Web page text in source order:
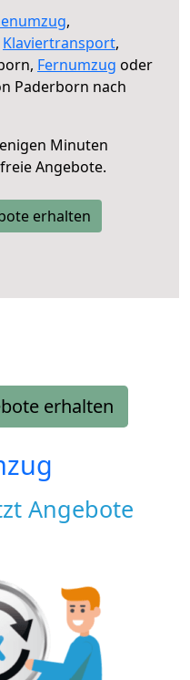
,
Klaviertransport,
Fernumzug oder
Paderborn nach
Minuten
Angebote.
erhalten
erhalten
Angebote